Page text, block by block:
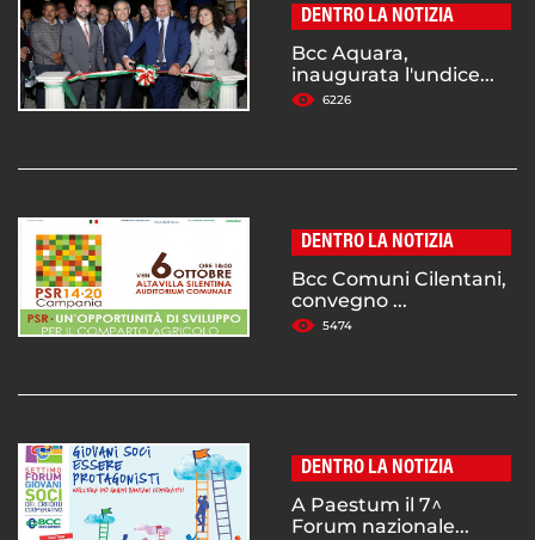
DENTRO LA NOTIZIA
Bcc Aquara,
inaugurata l'undice...
6226
DENTRO LA NOTIZIA
Bcc Comuni Cilentani,
convegno ...
5474
DENTRO LA NOTIZIA
A Paestum il 7^
Forum nazionale...